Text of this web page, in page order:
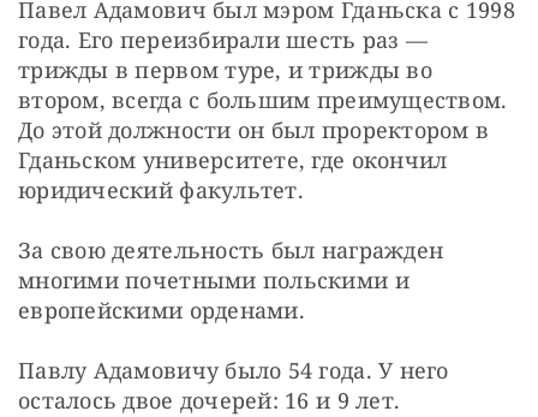
Павел Адамович был мэром Гданьска с 1998
года. Его переизбирали шесть раз —
трижды в первом туре, и трижды во
втором, всегда с большим преимуществом.
До этой должности он был проректором в
Гданьском университете, где окончил
юридический факультет.
За свою деятельность был награжден
многими почетными польскими и
европейскими орденами.
Павлу Адамовичу было 54 года. У него
осталось двое дочерей: 16 и 9 лет.